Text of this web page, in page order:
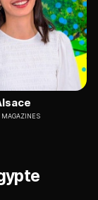
MAGAZINES